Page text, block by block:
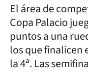
El área de
Copa Palacio
puntos a una
los que finalicen
la 4ª. Las